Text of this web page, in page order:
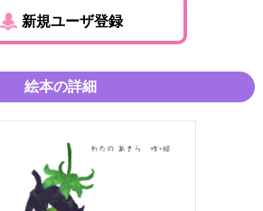
新規ユーザ登録
絵本の詳細